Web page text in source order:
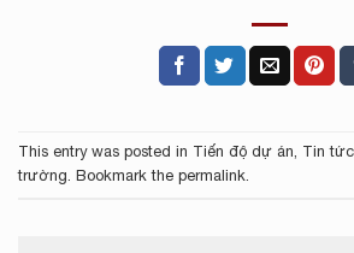
This entry was posted in Tiến độ dự án Tin
trường . Bookmark the permalink